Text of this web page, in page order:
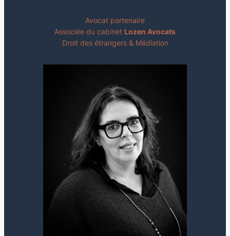
Avocat partenaire
Associée du cabinet Lozen Avocats
Droit des étrangers & Médiation